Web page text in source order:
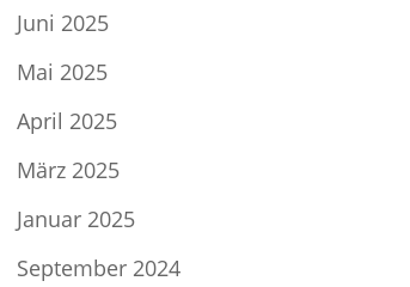
Juni 2025
Mai 2025
April 2025
März 2025
Januar 2025
September 2024